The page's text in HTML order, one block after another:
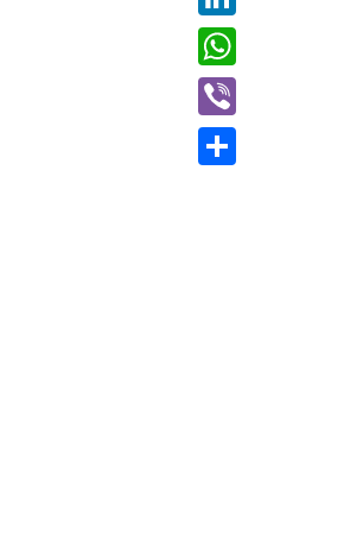
WhatsApp
Viber
Share